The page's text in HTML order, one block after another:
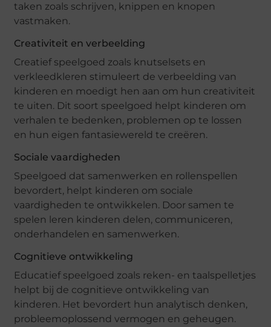
taken zoals schrijven, knippen en knopen
vastmaken.
Creativiteit en verbeelding
Creatief speelgoed zoals knutselsets en
verkleedkleren stimuleert de verbeelding van
kinderen en moedigt hen aan om hun creativiteit
te uiten. Dit soort speelgoed helpt kinderen om
verhalen te bedenken, problemen op te lossen
en hun eigen fantasiewereld te creëren.
Sociale vaardigheden
Speelgoed dat samenwerken en rollenspellen
bevordert, helpt kinderen om sociale
vaardigheden te ontwikkelen. Door samen te
spelen leren kinderen delen, communiceren,
onderhandelen en samenwerken.
Cognitieve ontwikkeling
Educatief speelgoed zoals reken- en taalspelletjes
helpt bij de cognitieve ontwikkeling van
kinderen. Het bevordert hun analytisch denken,
probleemoplossend vermogen en geheugen.